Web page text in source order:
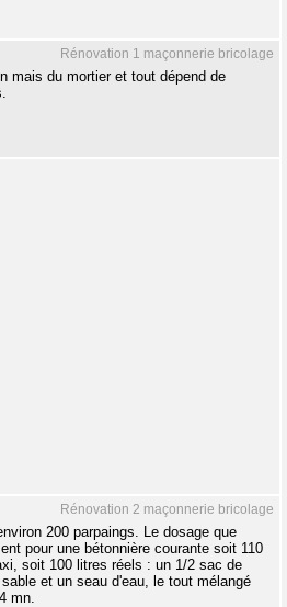
Rénovation 1 maçonnerie bricolage
mais du mortier et tout dépend de
Rénovation 2 maçonnerie bricolage
200 parpaings. Le dosage que
pour une bétonnière courante soit 110
soit 100 litres réels : un 1/2 sac de
et un seau d'eau, le tout mélangé
mn.